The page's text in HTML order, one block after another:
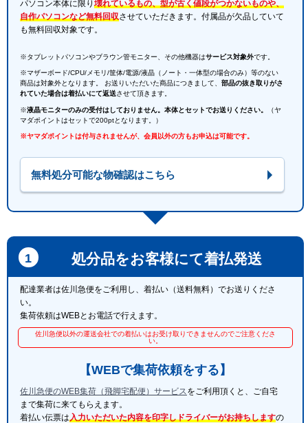
パソコン本体に限り壊れているもの、型が古く値段がつかないものや、
自作パソコンなど無料回収させていただきます。付属品が欠品していて
も無料回収対象です。
※タブレットパソコンやブラウン管モニター、その他機器はサービス対象外です。
※マザーボード/CPU/メモリ/筐体/電源/液晶（ノート・一体型の場合のみ）等のない
商品は対象外となります。 お送りいただいた商品につきまして、部品の抜き取りがさ
れていた場合は着払いにて返送させて頂きます。
※液晶モニターのみの受付はしておりません。本体とセットでお送りください。
（ヤ
マダポイントはセットで200ptとなります。）
※ヤマダポイントは付与されませんが、会員以外の方もお申込は可能です。
無料処分可能な物確認はこちら
処分品をお客様にて着払発送
配達業者は佐川急便をご利用し、着払い（送料無料）でお送りくださ
い。
集荷依頼はWEBとお電話で行えます。
佐川急便以外の運送会社での着払いはお受け取りできませんのでご注意くださ
い。
【WEBで集荷依頼をする】
佐川急便のWEB集荷（飛脚宅配便）サービスをご利用頂くと、ご自宅
まで集荷に来てもらえます。
着払い伝票は入力いただいた内容を印字しドライバーがお持ちしますの